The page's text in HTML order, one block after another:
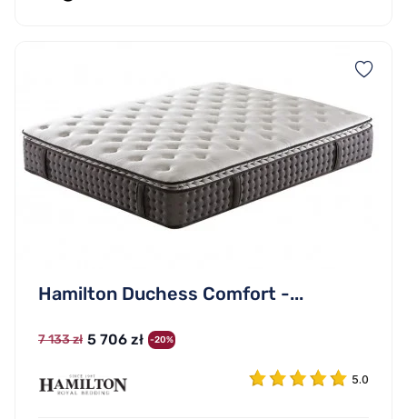
Hamilton Duchess Comfort -...
7 133 zł 5 706 zł -20%
5.0